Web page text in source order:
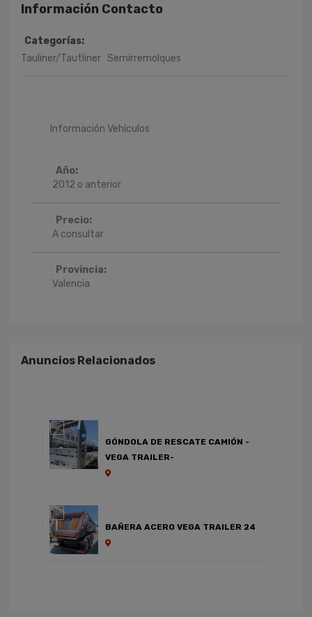
Información Contacto
Categorías:
Tauliner/Tautliner Semirremolques
Información Vehículos
Año:
2012 o anterior
Precio:
A consultar
Provincia:
Valencia
Anuncios Relacionados
GÓNDOLA DE RESCATE CAMIÓN -
VEGA TRAILER-
BAÑERA ACERO VEGA TRAILER 24